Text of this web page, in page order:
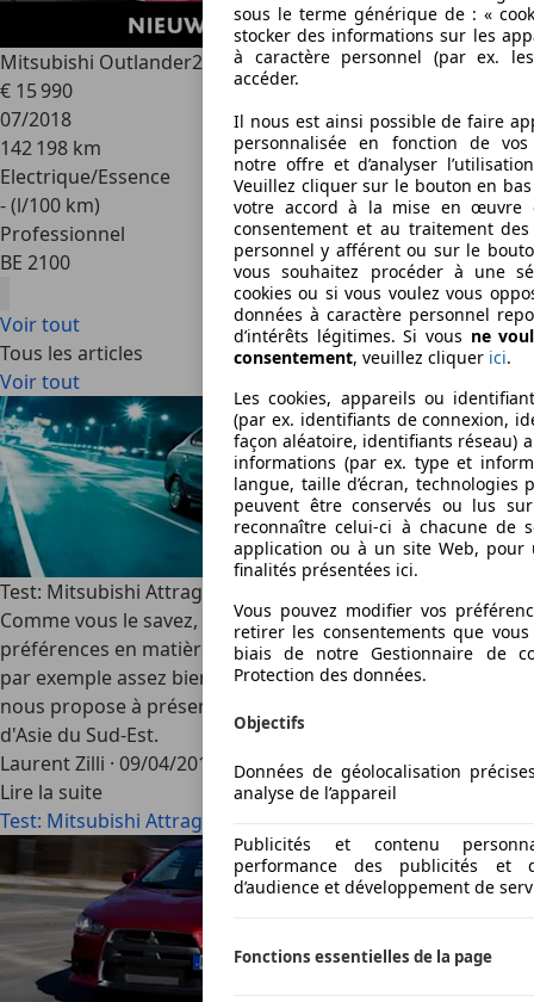
sous le terme générique de : «
stocker des informations sur les
à caractère personnel (par ex.
accéder.
Il nous est ainsi possible de faire
personnalisée en fonction de vos
notre offre et d’analyser
Veuillez cliquer sur le bouton en
votre accord à la mise en œuvre
consentement et au traitement
personnel y afférent ou sur le
vous souhaitez procéder à une
cookies ou si vous voulez vous
données à caractère personnel
d’intérêts légitimes. Si vous ne
consentement, veuillez cliquer ici.
Les cookies, appareils ou
(par ex. identifiants de connexion,
façon aléatoire, identifiants réseau)
informations (par ex. type et
langue, taille d’écran, technologies
peuvent être conservés ou lus
reconnaître celui-ci à chacune de
application ou à un site Web, pour
finalités présentées ici.
Vous pouvez modifier vos
retirer les consentements que
biais de notre Gestionnaire de
Protection des données.
Objectifs
Données de géolocalisation
analyse de l’appareil
Publicités et contenu
performance des publicités et
d’audience et développement de
Fonctions essentielles de la page
Mitsubishi Outlander2.4 PHEV 4WD Instyle SDA AT
€ 15 990
07/2018
142 198 km
Electrique/Essence
- (l/100 km)
Professionnel
BE 2100
Voir tout
Tous les articles
Voir tout
Test: Mitsubishi Attrage – Ethnologie automobile
Comme vous le savez, chaque région du Monde a ses
préférences en matière d'automobile. Nous connaissons
par exemple assez bien les goûts américains, et Mitsubishi
nous propose à présent d'explorer les us et coutumes
d'Asie du Sud-Est.
Laurent Zilli · 09/04/2015
3 min lu
Lire la suite
Test: Mitsubishi Attrage – Ethnologie automobile